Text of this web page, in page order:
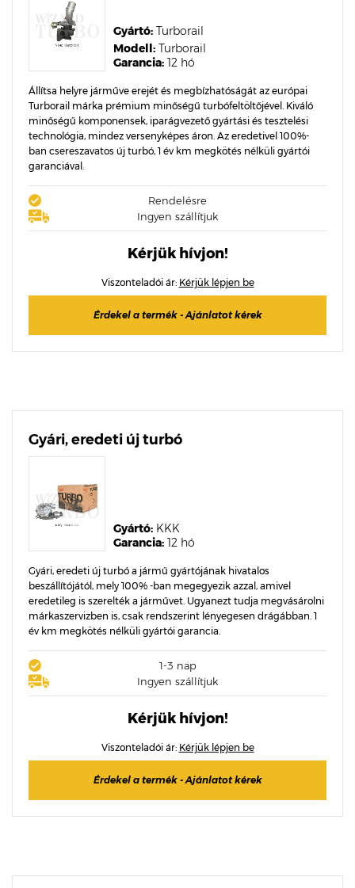
Garancia: 12 hó
Modell: Turborail
Gyártó: Turborail
Állítsa helyre járműve erejét és megbízhatóságát az európai
Turborail márka prémium minőségű turbófeltöltőjével. Kiváló
minőségű komponensek, iparágvezető gyártási és tesztelési
technológia, mindez versenyképes áron. Az eredetivel 100%-
ban csereszavatos új turbó, 1 év km megkötés nélküli gyártói
garanciával.
Rendelésre
Ingyen szállítjuk
Kérjük hívjon!
Viszonteladói ár: Kérjük lépjen be
Érdekel a termék - Ajánlatot kérek
Gyári, eredeti új turbó
Garancia: 12 hó
Gyártó: KKK
Gyári, eredeti új turbó a jármű gyártójának hivatalos
beszállítójától, mely 100% -ban megegyezik azzal, amivel
eredetileg is szerelték a járművet. Ugyanezt tudja megvásárolni
márkaszervizben is, csak rendszerint lényegesen drágábban. 1
év km megkötés nélküli gyártói garancia.
1-3 nap
Ingyen szállítjuk
Kérjük hívjon!
Viszonteladói ár: Kérjük lépjen be
Érdekel a termék - Ajánlatot kérek